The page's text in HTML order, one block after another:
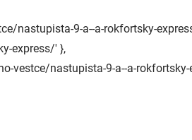
nastupista-9-a--a-rokfortsky-
express/' },
vestce/nastupista-9-a--a-